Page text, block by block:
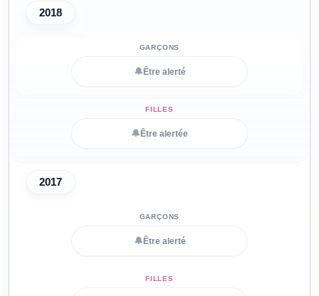
2018
🔔 Être alerté
🔔 Être alertée
2017
🔔 Être alerté